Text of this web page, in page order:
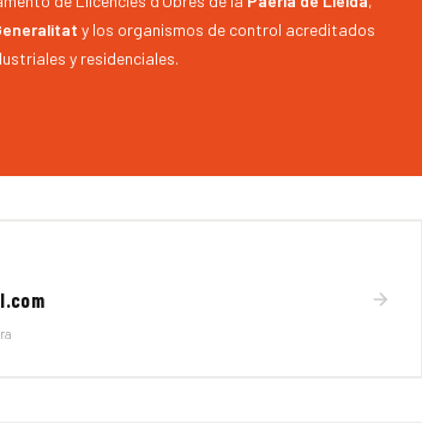
y los organismos de control acreditados
y residenciales.